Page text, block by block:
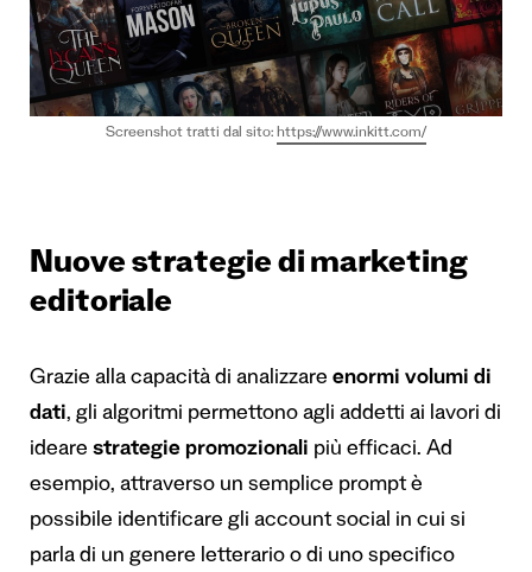
Screenshot tratti dal sito: https://www.inkitt.com/
Nuove strategie di marketing
editoriale
Grazie alla capacità di analizzare enormi volumi di
dati, gli algoritmi permettono agli addetti ai lavori di
ideare strategie promozionali più efficaci. Ad
esempio, attraverso un semplice prompt è
possibile identificare gli account social in cui si
parla di un genere letterario o di uno specifico